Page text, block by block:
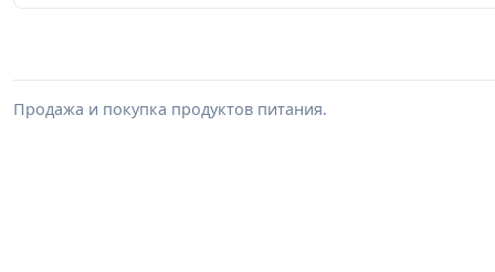
Продажа и покупка продуктов питания.